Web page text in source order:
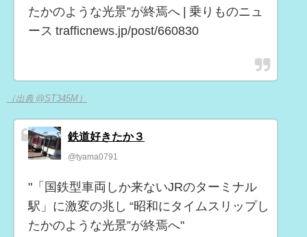
たかのような光景”が終焉へ | 乗りものニュ
ース trafficnews.jp/post/660830
（出典 @ST345M）
鉄道好きたか３
@tyama0791
"「国鉄型車両しか来ないJRのターミナル
駅」に激変の兆し “昭和にタイムスリップし
たかのような光景”が終焉へ"